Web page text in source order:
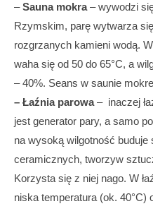
–Sauna mokra– wywodzi
Rzymskim, parę wytwarza
rozgrzanych kamieni wodą.
waha się od 50 do 65°C, a
– 40%. Seans w saunie
– Łaźnia parowa– inaczej
jest generator pary, a samo
na wysoką wilgotność buduje
ceramicznych, tworzyw
Korzysta się z niej nago. W
niska temperatura (ok. 40°C)